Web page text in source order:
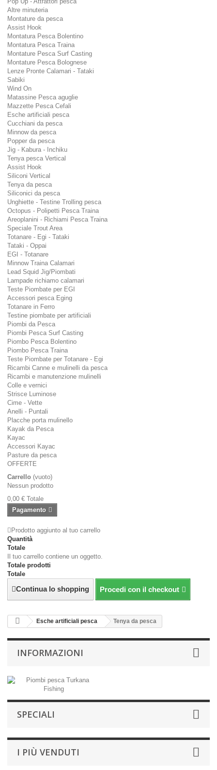
Altre minuteria
Montature da pesca
Assist Hook
Montatura Pesca Bolentino
Montatura Pesca Traina
Montature Pesca Surf Casting
Montature Pesca Bolognese
Lenze Pronte Calamari - Tataki
Sabiki
Wind On
Matassine Pesca aguglie
Mazzette Pesca Cefali
Esche artificiali pesca
Cucchiani da pesca
Minnow da pesca
Popper da pesca
Jig - Kabura - Inchiku
Tenya pesca Vertical
Assist Hook
Siliconi Vertical
Tenya da pesca
Siliconici da pesca
Unghiette - Testine Trolling pesca
Octopus - Polipetti Pesca Traina
Areoplanini - Richiami Pesca Traina
Speciale Trout Area
Totanare - Egi - Tataki
Tataki - Oppai
EGI - Totanare
Minnow Traina Calamari
Lead Squid Jig/Piombati
Lampade richiamo calamari
Teste Piombate per EGI
Accessori pesca Eging
Totanare in Ferro
Testine piombate per artificiali
Piombi da Pesca
Piombi Pesca Surf Casting
Piombo Pesca Bolentino
Piombo Pesca Traina
Teste Piombate per Totanare - Egi
Ricambi Canne e mulinelli da pesca
Ricambi e manutenzione mulinelli
Colle e vernici
Strisce Luminose
Cime - Vette
Anelli - Puntali
Placche porta mulinello
Kayak da Pesca
Kayac
Accessori Kayac
Pasture da pesca
OFFERTE
Carrello (vuoto)
Nessun prodotto
0,00 € Totale
Pagamento
Prodotto aggiunto al tuo carrello
Quantità
Totale
Il tuo carrello contiene un oggetto.
Totale prodotti
Totale
Continua lo shopping Procedi con il checkout
Esche artificiali pesca Tenya da pesca
INFORMAZIONI
SPECIALI
I PIÙ VENDUTI